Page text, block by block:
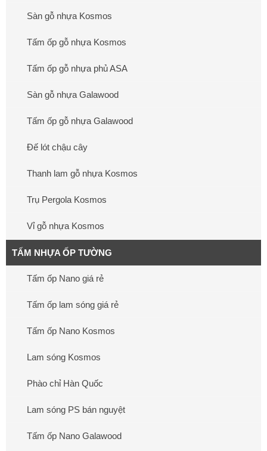
Sàn gỗ nhựa Kosmos
Tấm ốp gỗ nhựa Kosmos
Tấm ốp gỗ nhựa phủ ASA
Sàn gỗ nhựa Galawood
Tấm ốp gỗ nhựa Galawood
Đế lót chậu cây
Thanh lam gỗ nhựa Kosmos
Trụ Pergola Kosmos
Vỉ gỗ nhựa Kosmos
TẤM NHỰA ỐP TƯỜNG
Tấm ốp Nano giá rẻ
Tấm ốp lam sóng giá rẻ
Tấm ốp Nano Kosmos
Lam sóng Kosmos
Phào chỉ Hàn Quốc
Lam sóng PS bán nguyệt
Tấm ốp Nano Galawood